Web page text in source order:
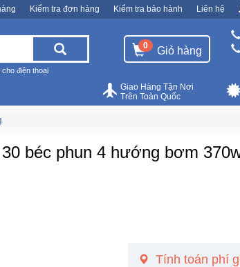
Kiểm tra đơn hàng Kiểm tra bảo hành Liên hệ
cho điện thoại
0 Giỏ hàng
Giao Hàng Tận Nơi
Trên Toàn Quốc
béc phun 4 hướng bơm
Tính toán phí